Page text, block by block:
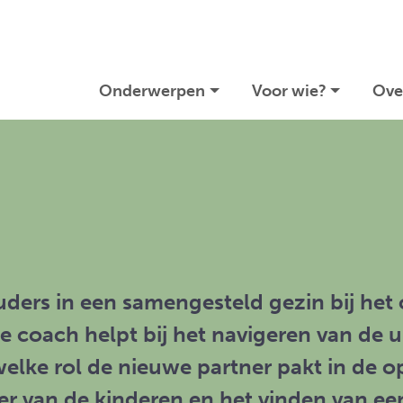
in een samengesteld gezin bij
coach helpt bij het navigeren van de
rol de nieuwe partner pakt in de
Onderwerpen Voor wie?